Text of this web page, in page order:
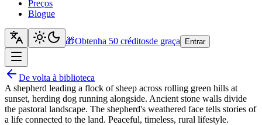
Preços
Blogue
🎁Obtenha 50 créditosde graça Entrar
De volta à biblioteca
A shepherd leading a flock of sheep across rolling green hills at
sunset, herding dog running alongside. Ancient stone walls divide
the pastoral landscape. The shepherd's weathered face tells stories of
a life connected to the land. Peaceful, timeless, rural lifestyle.